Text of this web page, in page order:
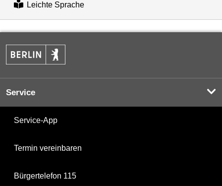
Leichte Sprache
Service
Service-App
Termin vereinbaren
Bürgertelefon 115